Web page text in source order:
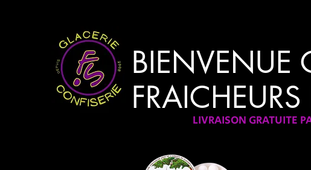
BIENVENUE
FRAICHEURS
LIVRAISON GRATUITE